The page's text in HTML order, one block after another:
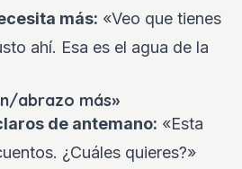
más: «Veo que tienes
ahí. Esa es el agua de la
abrazo más»
de antemano: «Esta
¿Cuáles quieres?»